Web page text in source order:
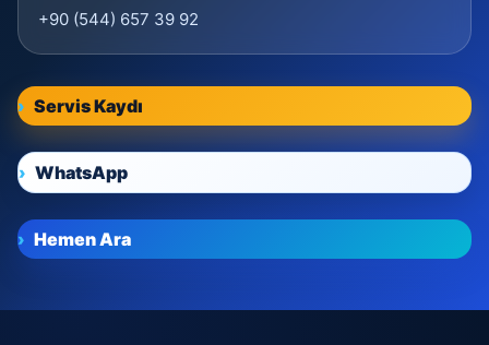
+90 (544) 657 39 92
Servis Kaydı
WhatsApp
Hemen Ara